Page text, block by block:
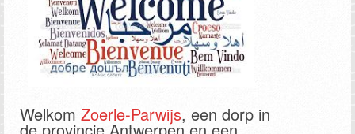
Welkom Zoerle-Parwijs, een dorp in
de provincie Antwerpen en een